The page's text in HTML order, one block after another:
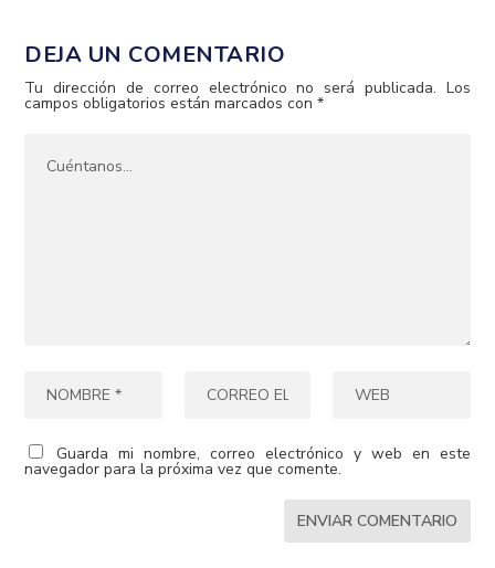
DEJA UN COMENTARIO
Tu dirección de correo electrónico no será publicada. Los
campos obligatorios están marcados con*
Guarda mi nombre, correo electrónico y web en este
navegador para la próxima vez que comente.